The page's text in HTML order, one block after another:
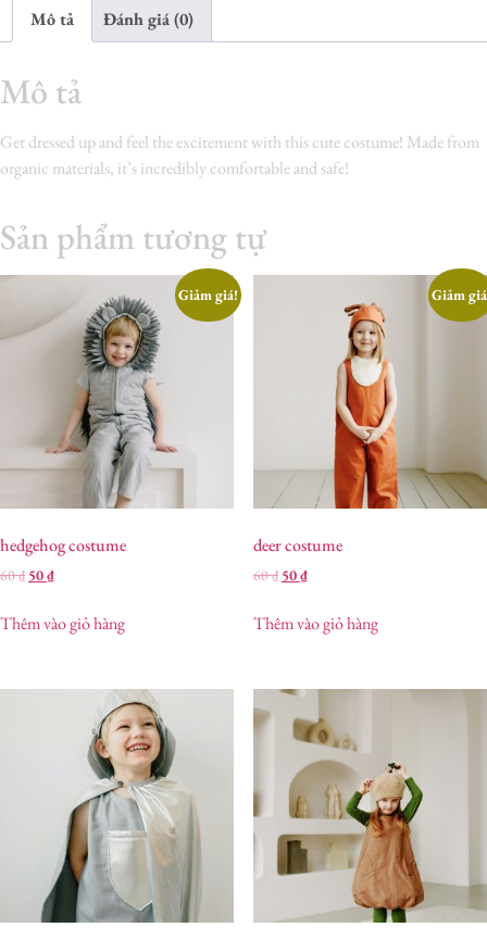
Mô tả Đánh giá (0)
Mô tả
Get dressed up and feel the excitement with this cute costume! Made from
organic materials, it’s incredibly comfortable and safe!
Sản phẩm tương tự
Giảm giá!
hedgehog costume
60₫ 50₫
Thêm vào giỏ hàng
Giảm
deer costume
60₫ 50₫
Thêm vào giỏ hàng